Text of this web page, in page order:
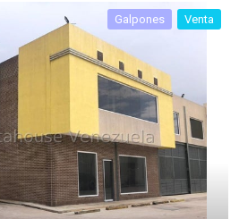
Galpones Venta